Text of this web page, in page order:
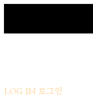
LOG IN 로그인